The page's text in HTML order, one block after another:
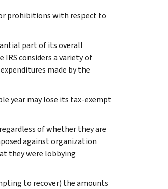
prohibitions with respect to
part of its overall
considers a variety of
made by the
year may lose its tax-exempt
of whether they are
against organization
they were lobbying
to recover) the amounts